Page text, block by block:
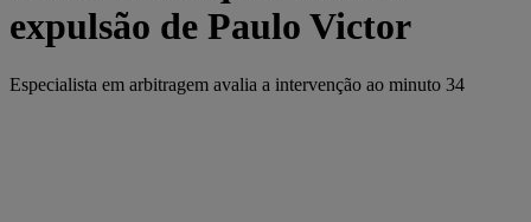
expulsão de Paulo Victor
Especialista em arbitragem avalia a intervenção ao minuto 34